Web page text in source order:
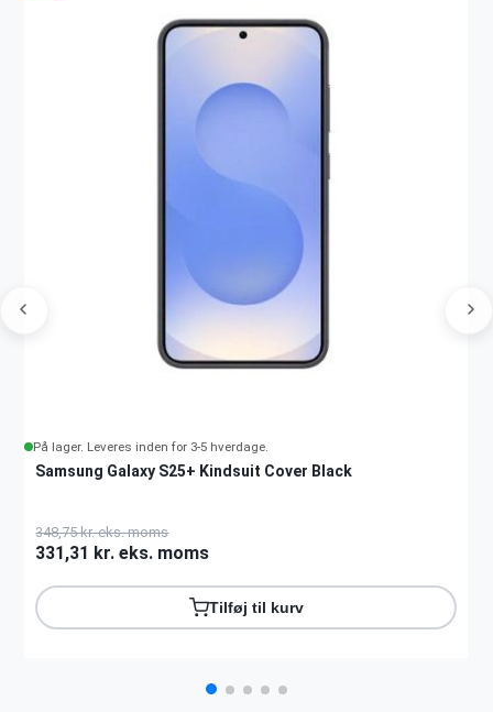
På lager. Leveres inden for 3-5 hverdage.
Samsung Galaxy S25+ Kindsuit Cover Black
348,75 kr. eks. moms
331,31 kr. eks. moms
Tilføj til kurv